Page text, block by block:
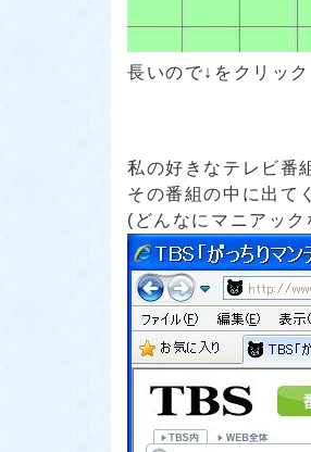
長いので↓をクリック
私の好きなテレビ番
その番組の中に出て
(どんなにマニアッ